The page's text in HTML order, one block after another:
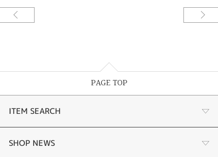
PAGE TOP
ITEM SEARCH
婚約指輪
SHOP NEWS